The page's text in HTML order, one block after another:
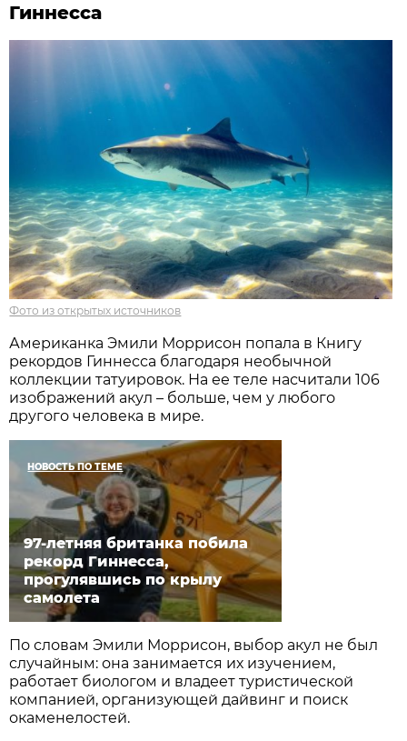
Гиннесса
Фото из открытых источников
Американка Эмили Моррисон попала в Книгу
рекордов Гиннесса благодаря необычной
коллекции татуировок. На ее теле насчитали 106
изображений акул – больше, чем у любого
другого человека в мире.
НОВОСТЬ ПО ТЕМЕ
97-летняя британка побила
рекорд Гиннесса,
прогулявшись по крылу
самолета
По словам Эмили Моррисон, выбор акул не был
случайным: она занимается их изучением,
работает биологом и владеет туристической
компанией, организующей дайвинг и поиск
окаменелостей.